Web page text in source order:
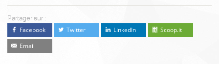
Partager sur :
Facebook Twitter LinkedIn
Scoop.it
Email